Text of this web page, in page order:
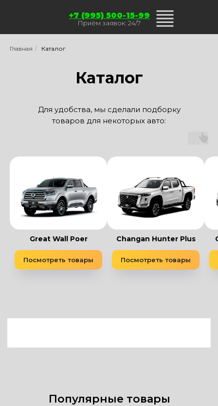
+7 (995) 500-15-99
Приём заявок: 24/7
Главная / Каталог
Каталог
Для удобства, мы сделали подборку
товаров для некоторых авто:
Great Wall Poer
Посмотреть товары
Changan Hunter Plus
Посмотреть товары
Популярные товары